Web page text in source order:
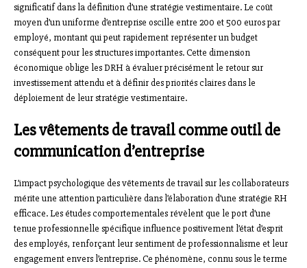
significatif dans la définition d’une stratégie vestimentaire. Le coût
moyen d’un uniforme d’entreprise oscille entre 200 et 500 euros par
employé, montant qui peut rapidement représenter un budget
conséquent pour les structures importantes. Cette dimension
économique oblige les DRH à évaluer précisément le retour sur
investissement attendu et à définir des priorités claires dans le
déploiement de leur stratégie vestimentaire.
Les vêtements de travail comme outil de
communication d’entreprise
L’impact psychologique des vêtements de travail sur les collaborateurs
mérite une attention particulière dans l’élaboration d’une stratégie RH
efficace. Les études comportementales révèlent que le port d’une
tenue professionnelle spécifique influence positivement l’état d’esprit
des employés, renforçant leur sentiment de professionnalisme et leur
engagement envers l’entreprise. Ce phénomène, connu sous le terme